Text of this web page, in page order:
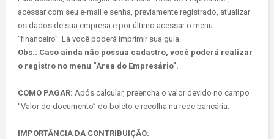
acessar com seu e-mail e senha, previamente registrado, atualizar
os dados de sua empresa e por último acessar o menu
“financeiro”. Lá você poderá imprimir sua guia.
Obs.: Caso ainda não possua cadastro, você poderá realizar
o registro no menu “Área do Empresário”.
COMO PAGAR: Após calcular, preencha o valor devido no campo
“Valor do documento” do boleto e recolha na rede bancária.
IMPORTÂNCIA DA CONTRIBUIÇÃO: